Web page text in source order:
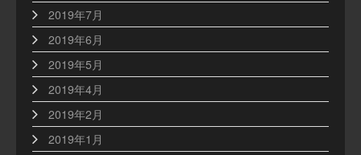
2019年7月
2019年6月
2019年5月
2019年4月
2019年2月
2019年1月